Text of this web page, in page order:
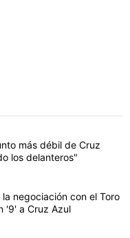
comentarios en los
Esparza señaló el
más débil de Cruz
los delanteros"
un detalle clave
negociación con el Toro
'9' a Cruz Azul